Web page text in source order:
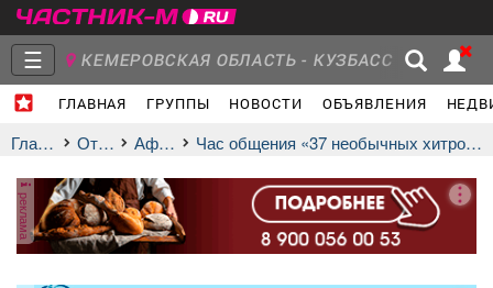
☰ КЕМЕРОВСКАЯ ОБЛАСТЬ - КУЗБАСС
ГЛАВНАЯ ГРУППЫ НОВОСТИ ОБЪЯВЛЕНИЯ
Объявления Недвижимость Услуги
Главная Отдых афиша Час общения «37 необычных хитростей для сада»
реклама